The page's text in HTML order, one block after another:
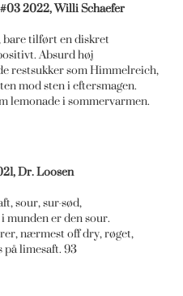
2022, Willi Schaefer
tilført en diskret
Absurd høj
restsukker som Himmelreich,
mod sten i eftersmagen.
lemonade i sommervarmen.
Dr. Loosen
sour, sur-sød,
munden er den sour.
nærmest off dry, røget,
på limesaft. 93